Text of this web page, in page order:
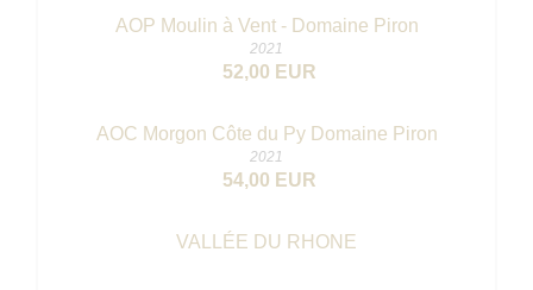
AOP Moulin à Vent - Domaine Piron
2021
52,00 EUR
AOC Morgon Côte du Py Domaine Piron
2021
54,00 EUR
VALLÉE DU RHONE